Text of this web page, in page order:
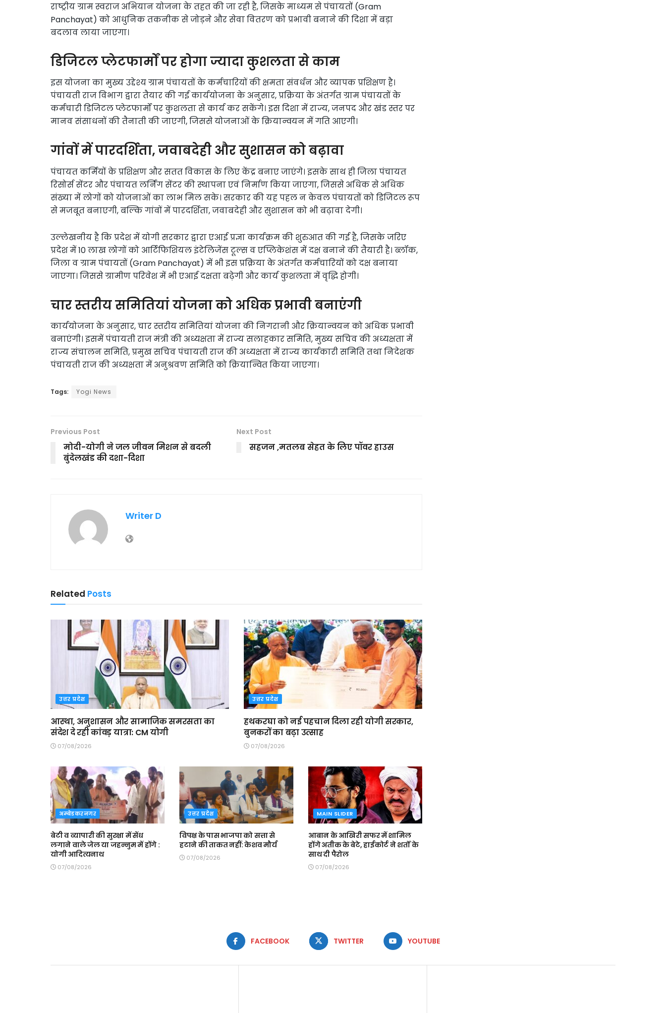
राष्ट्रीय ग्राम स्वराज अभियान योजना के तहत की जा रही है, जिसके माध्यम से पंचायतों (Gram
Panchayat) को आधुनिक तकनीक से जोड़ने और सेवा वितरण को प्रभावी बनाने की दिशा में बड़ा
बदलाव लाया जाएगा।
डिजिटल प्लेटफार्मों पर होगा ज्यादा कुशलता से काम
इस योजना का मुख्य उद्देश्य ग्राम पंचायतों के कर्मचारियों की क्षमता संवर्धन और व्यापक प्रशिक्षण है।
पंचायती राज विभाग द्वारा तैयार की गई कार्ययोजना के अनुसार, प्रक्रिया के अंतर्गत ग्राम पंचायतों के
कर्मचारी डिजिटल प्लेटफार्मों पर कुशलता से कार्य कर सकेंगे। इस दिशा में राज्य, जनपद और खंड स्तर पर
मानव संसाधनों की तैनाती की जाएगी, जिससे योजनाओं के क्रियान्वयन में गति आएगी।
गांवों में पारदर्शिता, जवाबदेही और सुशासन को बढ़ावा
पंचायत कर्मियों के प्रशिक्षण और सतत विकास के लिए केंद्र बनाए जाएंगे। इसके साथ ही जिला पंचायत
रिसोर्स सेंटर और पंचायत लर्निंग सेंटर की स्थापना एवं निर्माण किया जाएगा, जिससे अधिक से अधिक
संख्या में लोगों को योजनाओं का लाभ मिल सके। सरकार की यह पहल न केवल पंचायतों को डिजिटल रूप
से मजबूत बनाएगी, बल्कि गांवों में पारदर्शिता, जवाबदेही और सुशासन को भी बढ़ावा देगी।
उल्लेखनीय है कि प्रदेश में योगी सरकार द्वारा एआई प्रज्ञा कार्यक्रम की शुरुआत की गई है, जिसके जरिए
प्रदेश में 10 लाख लोगों को आर्टिफिशियल इंटेलिजेंस टूल्स व एप्लिकेशंस में दक्ष बनाने की तैयारी है। ब्लॉक,
जिला व ग्राम पंचायतों (Gram Panchayat) में भी इस प्रक्रिया के अंतर्गत कर्मचारियों को दक्ष बनाया
जाएगा। जिससे ग्रामीण परिवेश में भी एआई दक्षता बढ़ेगी और कार्य कुशलता में वृद्धि होगी।
चार स्तरीय समितियां योजना को अधिक प्रभावी बनाएंगी
कार्ययोजना के अनुसार, चार स्तरीय समितियां योजना की निगरानी और क्रियान्वयन को अधिक प्रभावी
बनाएंगी। इसमें पंचायती राज मंत्री की अध्यक्षता में राज्य सलाहकार समिति, मुख्य सचिव की अध्यक्षता में
राज्य संचालन समिति, प्रमुख सचिव पंचायती राज की अध्यक्षता में राज्य कार्यकारी समिति तथा निदेशक
पंचायती राज की अध्यक्षता में अनुश्रवण समिति को क्रियान्वित किया जाएगा।
Tags: Yogi News
Previous Post
मोदी-योगी ने जल जीवन मिशन से बदली
बुंदेलखंड की दशा-दिशा
Next Post
सहजन ,मतलब सेहत के लिए पॉवर हाउस
Writer D
Related Posts
उत्तर प्रदेश
आस्था, अनुशासन और सामाजिक समरसता का
संदेश दे रही कांवड़ यात्रा: CM योगी
07/08/2026
उत्तर प्रदेश
हथकरघा को नई पहचान दिला रही योगी सरकार,
बुनकरों का बढ़ा उत्साह
07/08/2026
अम्बेडकरनगर
बेटी व व्यापारी की सुरक्षा में सेंध
लगाने वाले जेल या जहन्नुम में होंगे :
योगी आदित्यनाथ
07/08/2026
उत्तर प्रदेश
विपक्ष के पास भाजपा को सत्ता से
हटाने की ताकत नहीं: केशव मौर्य
07/08/2026
MAIN SLIDER
आबान के आखिरी सफर में शामिल
होंगे अतीक के बेटे, हाईकोर्ट ने शर्तों के
साथ दी पैरोल
07/08/2026
FACEBOOK TWITTER YOUTUBE